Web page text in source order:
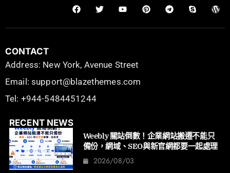
CONTACT
Address: New York, Avenue Street
Email: support@blazethemes.com
Tel: +944-5484451244
RECENT NEWS
Weebly 關站倒數！企業網站搬遷不能只
備份，網域、SEO與新官網都要一起處理
2026/08/03